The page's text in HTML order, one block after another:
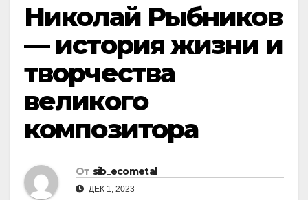
Николай Рыбников
— история жизни и
творчества
великого
композитора
От sib_ecometal
ДЕК 1, 2023